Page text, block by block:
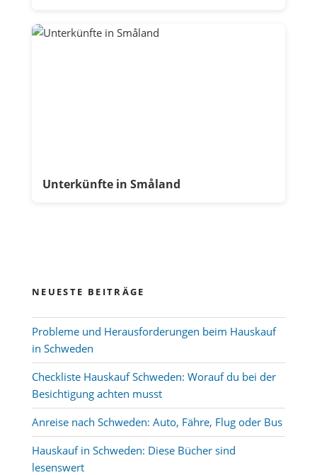
Unterkünfte in Småland
NEUESTE BEITRÄGE
Probleme und Herausforderungen beim Hauskauf
in Schweden
Checkliste Hauskauf Schweden: Worauf du bei der
Besichtigung achten musst
Anreise nach Schweden: Auto, Fähre, Flug oder Bus
Hauskauf in Schweden: Diese Bücher sind
lesenswert